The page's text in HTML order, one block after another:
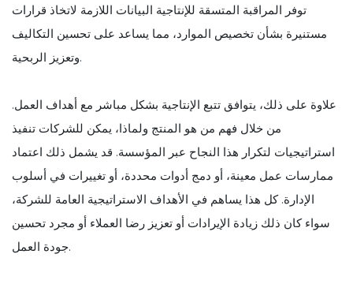
توفر المراقبة المتسقة للإنتاجية البيانات اللازمة لاتخاذ قرارات
مستنيرة بشأن تخصيص الموارد، مما يساعد على تحسين التكاليف
وتعزيز الربحية.
علاوة على ذلك، يتوافق تتبع الإنتاجية بشكل مباشر مع أهداف العمل.
من خلال فهم من هو المنتج ولماذا، يمكن للشركات تنفيذ
استراتيجيات لتكرار هذا النجاح عبر المؤسسة. قد يشمل ذلك اعتماد
ممارسات عمل معينة، أو دمج أدوات محددة، أو تغييرات في أسلوب
الإدارة. كل هذا يساهم في الأهداف الاستراتيجية العامة للشركة،
سواء كان ذلك زيادة الإيرادات أو تعزيز رضا العملاء أو مجرد تحسين
جودة العمل.